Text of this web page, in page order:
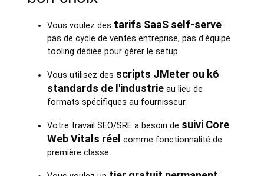
Vous voulez des tarifs SaaS self-serve:
pas de cycle de ventes entreprise, pas d'équipe
tooling dédiée pour gérer le setup.
Vous utilisez des scripts JMeter ou k6
standards de l'industrieau lieu de
formats spécifiques au fournisseur.
Votre travail SEO/SRE a besoin de suivi Core
Web Vitals réel comme fonctionnalité de
première classe.